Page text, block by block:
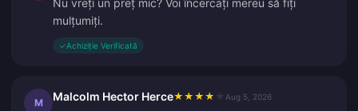
Nu vreți un preț mic? Voi încercați mereu să fiți
mulțumiți.
✓Achiziție Verificată
M Malcolm Hector Herce★ ★ ★ ★ Aug 5, 2026